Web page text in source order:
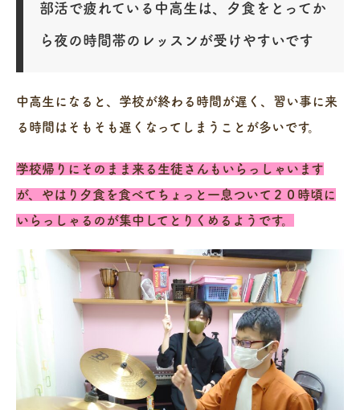
部活で疲れている中高生は、夕食をとってか
ら夜の時間帯のレッスンが受けやすいです
中高生になると、学校が終わる時間が遅く、習い事に来
る時間はそもそも遅くなってしまうことが多いです。
学校帰りにそのまま来る生徒さんもいらっしゃいます
が、やはり夕食を食べてちょっと一息ついて２０時頃に
いらっしゃるのが集中してとりくめるようです。